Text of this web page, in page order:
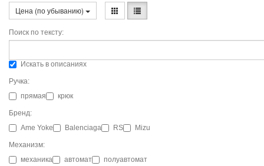
Цена (по убыванию)
Поиск по тексту:
Искать в описаниях
Ручка:
прямая
крюк
Бренд:
Ame Yoke
Balenciaga RS Mizu
Механизм:
механика
автомат полуавтомат